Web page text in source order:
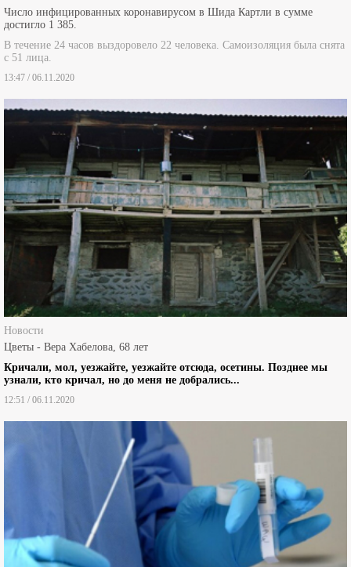
достигло 1 385.
В течение 24 часов выздоровело 22 человека. Самоизоляция была снята
с 51 лица.
13:47 / 06.11.2020
Новости
Цветы - Вера Хабелова, 68 лет
Кричали, мол, уезжайте, уезжайте отсюда, осетины. Позднее мы
узнали, кто кричал, но до меня не добрались...
12:51 / 06.11.2020